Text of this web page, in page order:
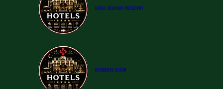
​HÔTELMERCURE PRÉSIDENT
RESIDENCE OCÉAN